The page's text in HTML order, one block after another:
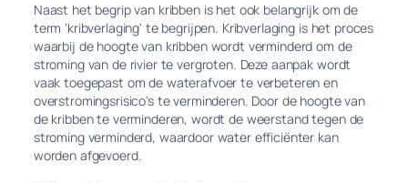
Naast het begrip van kribben is het ook belangrijk om de
term 'kribverlaging' te begrijpen. Kribverlaging is het proces
waarbij de hoogte van kribben wordt verminderd om de
stroming van de rivier te vergroten. Deze aanpak wordt
vaak toegepast om de waterafvoer te verbeteren en
overstromingsrisico's te verminderen. Door de hoogte van
de kribben te verminderen, wordt de weerstand tegen de
stroming verminderd, waardoor water efficiënter kan
worden afgevoerd.